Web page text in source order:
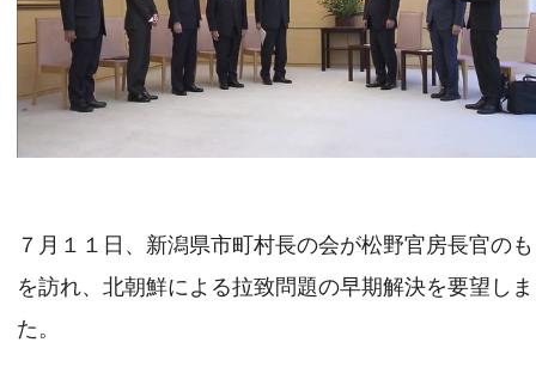
７月１１日、新潟県市町村長の会が松野官房長官の
を訪れ、北朝鮮による拉致問題の早期解決を要望し
た。